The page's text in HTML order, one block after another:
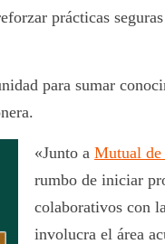
prácticas
para sumar
«Junto aMutual de
rumbo de iniciar
colaborativos con
involucra el área